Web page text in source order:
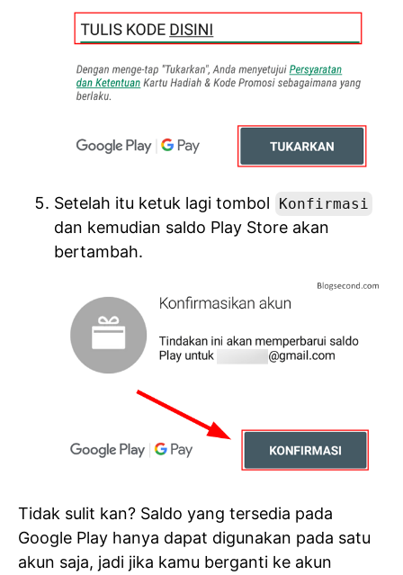
Setelah itu ketuk lagi tombol Konfirmasi
dan kemudian saldo Play Store akan
bertambah.
Tidak sulit kan? Saldo yang tersedia pada
Google Play hanya dapat digunakan pada satu
akun saja, jadi jika kamu berganti ke akun